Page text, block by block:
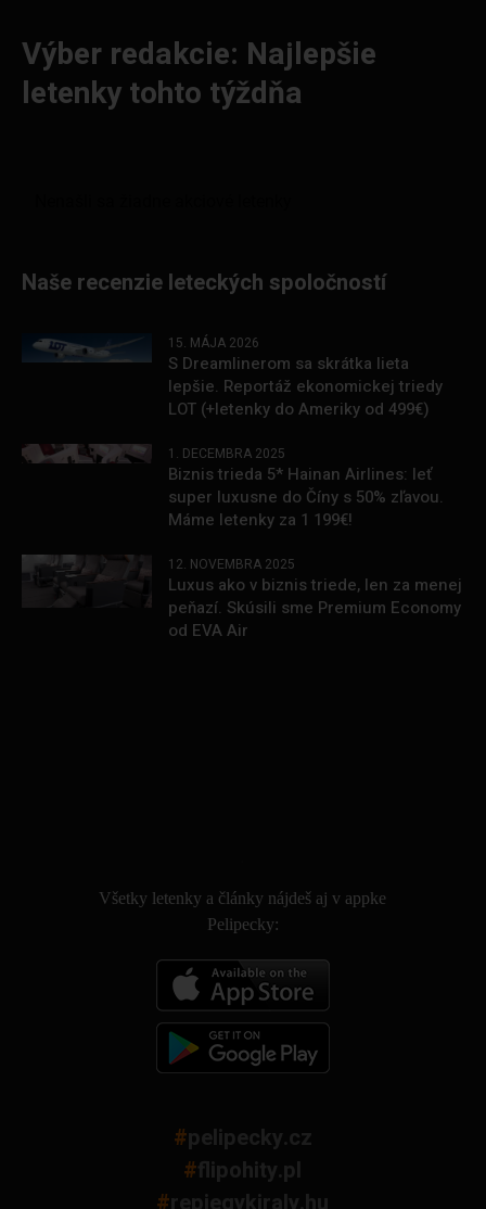
Výber redakcie: Najlepšie
letenky tohto týždňa
Naše recenzie leteckých spoločností
15. MÁJA 2026
S Dreamlinerom sa skrátka lieta
lepšie. Reportáž ekonomickej triedy
LOT (+letenky do Ameriky od 499€)
1. DECEMBRA 2025
Biznis trieda 5* Hainan Airlines: leť
super luxusne do Číny s 50% zľavou.
Máme letenky za 1 199€!
12. NOVEMBRA 2025
Luxus ako v biznis triede, len za menej
peňazí. Skúsili sme Premium Economy
od EVA Air
Všetky letenky a články nájdeš aj v appke
Pelipecky:
#pelipecky.cz
#flipohity.pl